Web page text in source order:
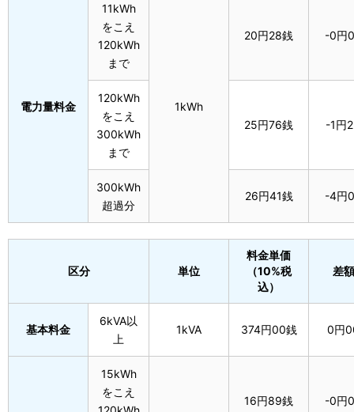
電力量料金
11kWh
をこえ
120kWh
まで
1kWh
20円28銭 -0円
120kWh
をこえ
300kWh
まで
25円76銭 -1円
300kWh
超過分
26円41銭 -4円
区分 単位
料金単価
（10%税
込）
差
基本料金
6kVA以
上
1kVA 374円00銭 0円
15kWh
をこえ
16円89銭 -0円